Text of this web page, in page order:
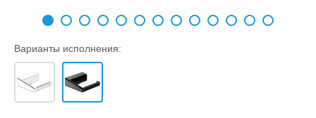
Варианты исполнения: